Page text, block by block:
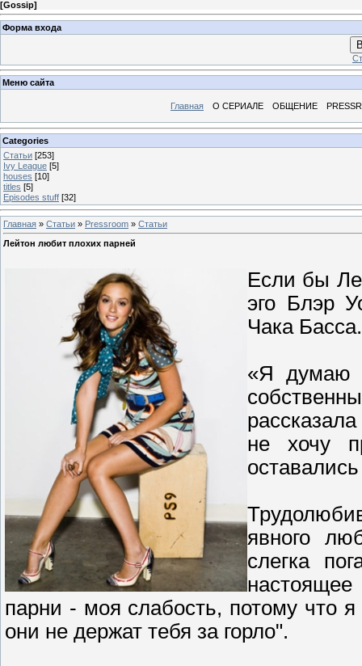
[Gossip]
Форма входа
Меню сайта
Главная О СЕРИАЛЕ ОБЩЕНИЕ
Categories
Статьи [253]
Ivy League [5]
houses [10]
titles [5]
Episodes stuff [32]
Главная » Статьи » Pressroom » Статьи
Лейтон любит плохих парней
Если бы
эго Блэр
Чака Басса.
«Я думаю
не хочу
явного
слегка
парни - моя слабость, потому что
они не держат тебя за горло".